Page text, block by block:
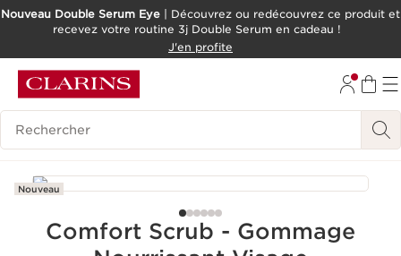
ALLER AU CONTENU
OUTIL D'ACCESSIBILITÉ
Nouveau Double Serum Eye | Découvrez ou redécouvrez ce produit et
recevez votre routine 3j Double Serum en cadeau !
J'en profite
Historique des recherches
Nouveau
Comfort Scrub - Gommage